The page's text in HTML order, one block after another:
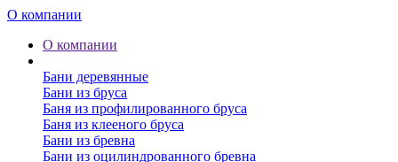
О компании
О компании
Бани деревянные
Бани из бруса
Баня из профилированного бруса
Баня из клееного бруса
Бани из бревна
Бани из оцилиндрованного бревна